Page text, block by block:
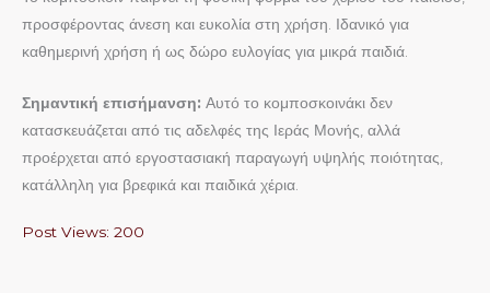
προσφέροντας άνεση και ευκολία στη χρήση. Ιδανικό για
καθημερινή χρήση ή ως δώρο ευλογίας για μικρά παιδιά.
Σημαντική επισήμανση: Αυτό το κομποσκοινάκι δεν
κατασκευάζεται από τις αδελφές της Ιεράς Μονής, αλλά
προέρχεται από εργοστασιακή παραγωγή υψηλής ποιότητας,
κατάλληλη για βρεφικά και παιδικά χέρια.
Post Views: 200